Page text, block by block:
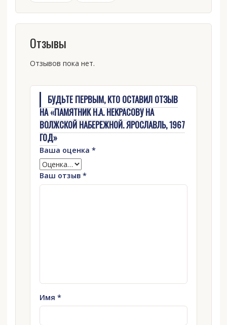
Отзывы
Отзывов пока нет.
БУДЬТЕ ПЕРВЫМ, КТО ОСТАВИЛ ОТЗЫВ
НА «ПАМЯТНИК Н.А. НЕКРАСОВУ НА
ВОЛЖСКОЙ НАБЕРЕЖНОЙ. ЯРОСЛАВЛЬ, 1967
ГОД»
Ваша оценка *
Ваш отзыв *
Имя *